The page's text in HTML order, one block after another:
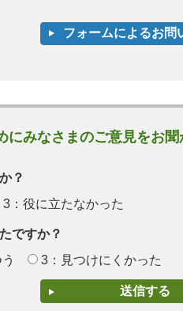
にみなさまのご意見をお
？
3：役に立たなかった
ですか？
3：見つけにくかった